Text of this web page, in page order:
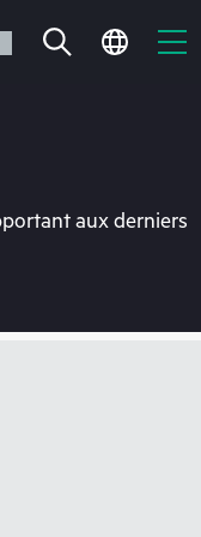
aux derniers